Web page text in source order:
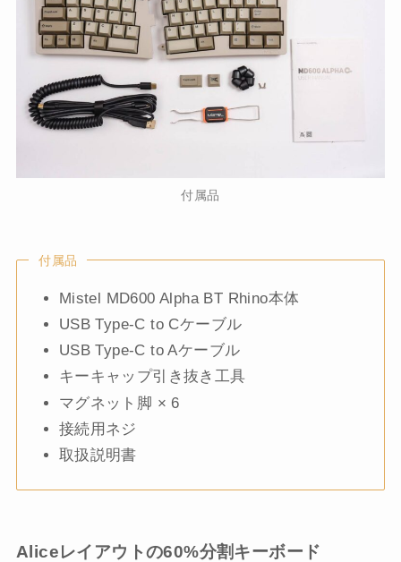
付属品
付属品
Mistel MD600 Alpha BT Rhino本体
USB Type-C to Cケーブル
USB Type-C to Aケーブル
キーキャップ引き抜き工具
マグネット脚 × 6
接続用ネジ
取扱説明書
Aliceレイアウトの60%分割キーボード